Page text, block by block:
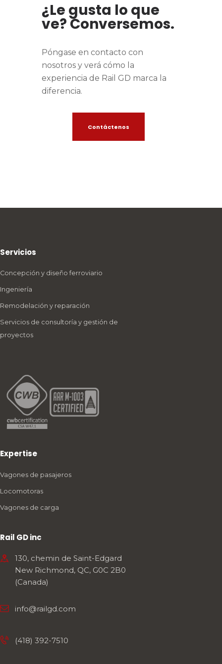
¿Le gusta lo que
ve? Conversemos.
Póngase en contacto con
nosotros y verá cómo la
experiencia de Rail GD marca la
diferencia.
Contáctenos
Servicios
Concepción y diseño ferroviario
Ingeniería
Remodelación y reparación
Servicios de consultoría y gestión de
proyectos
Expertise
Vagones de pasajeros
Locomotoras
Vagones de carga
Rail GD inc
130, chemin de Saint-Edgard
New Richmond, QC, G0C 2B0
(Canada)
info@railgd.com
(418) 392-7510